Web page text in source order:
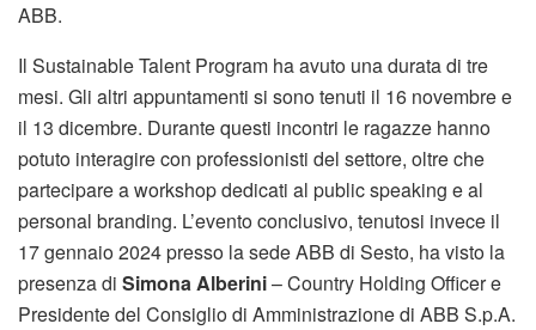
ABB.
Il Sustainable Talent Program ha avuto una durata di tre
mesi. Gli altri appuntamenti si sono tenuti il 16 novembre e
il 13 dicembre. Durante questi incontri le ragazze hanno
potuto interagire con professionisti del settore, oltre che
partecipare a workshop dedicati al public speaking e al
personal branding. L’evento conclusivo, tenutosi invece il
17 gennaio 2024 presso la sede ABB di Sesto, ha visto la
presenza di Simona Alberini– Country Holding Officer e
Presidente del Consiglio di Amministrazione di ABB S.p.A.